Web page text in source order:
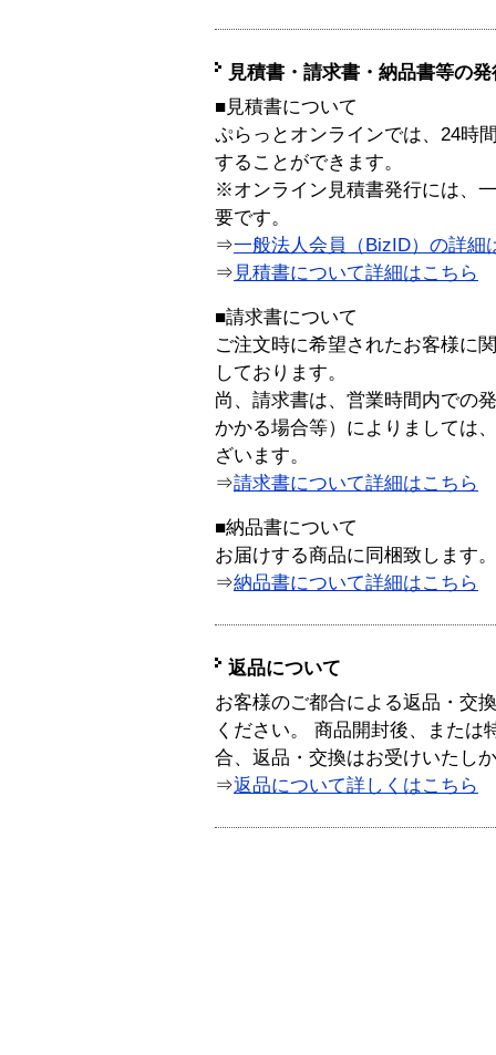
見積書・請求書・納品書等の
■見積書について
ぷらっとオンラインでは、24時
することができます。
※オンライン見積書発行には、
要です。
⇒一般法人会員（BizID）の詳細
⇒ 見積書について詳細はこちら
■請求書について
ご注文時に希望されたお客様に
しております。
尚、請求書は、営業時間内での
かかる場合等）によりましては
ざいます。
⇒請求書について詳細はこちら
■納品書について
お届けする商品に同梱致します。
⇒納品書について詳細はこちら
返品について
お客様のご都合による返品・交
ください。 商品開封後、または
合、返品・交換はお受けいたし
⇒返品について詳しくはこちら